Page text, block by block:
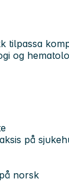
tilpassa
og
på
norsk